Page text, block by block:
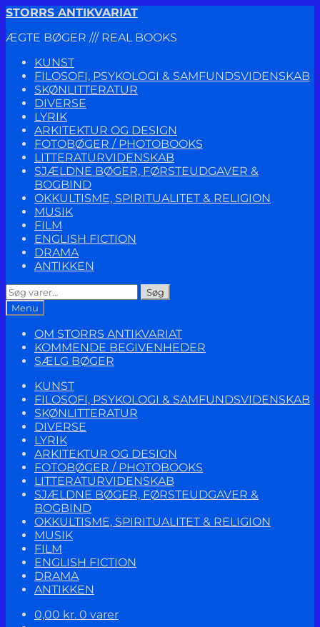
Spring
navigation
Spring
indhold
STORRS ANTIKVARIAT
ÆGTE BØGER /// REAL BOOKS
KUNST
FILOSOFI, PSYKOLOGI & SAMFUNDSVIDENSKAB
SKØNLITTERATUR
DIVERSE
LYRIK
ARKITEKTUR OG DESIGN
FOTOBØGER / PHOTOBOOKS
LITTERATURVIDENSKAB
SJÆLDNE BØGER, FØRSTEUDGAVER &
BOGBIND
OKKULTISME, SPIRITUALITET & RELIGION
MUSIK
FILM
ENGLISH FICTION
DRAMA
ANTIKKEN
Søg
efter:
Søg
Menu
OM STORRS ANTIKVARIAT
KOMMENDE BEGIVENHEDER
SÆLG BØGER
KUNST
FILOSOFI, PSYKOLOGI & SAMFUNDSVIDENSKAB
SKØNLITTERATUR
DIVERSE
LYRIK
ARKITEKTUR OG DESIGN
FOTOBØGER / PHOTOBOOKS
LITTERATURVIDENSKAB
SJÆLDNE BØGER, FØRSTEUDGAVER &
BOGBIND
OKKULTISME, SPIRITUALITET & RELIGION
MUSIK
FILM
ENGLISH FICTION
DRAMA
ANTIKKEN
0,00 kr. 0 varer